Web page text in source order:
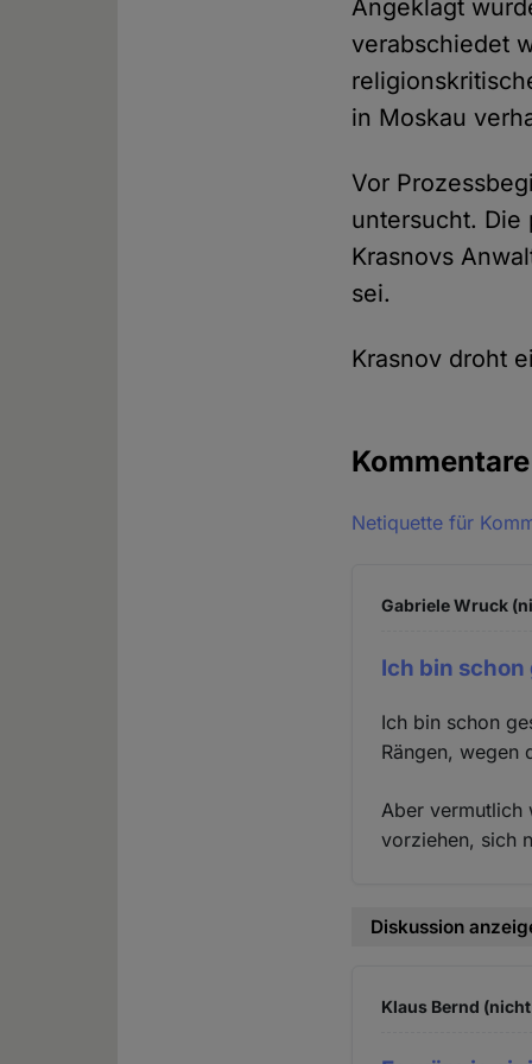
Angeklagt
verabschiedet
in Moskau
Vor
untersucht. Die
Krasnovs
sei.
Krasnov droht
Kommentare
Netiquette für
Gabriele Wruck
Ich bin
Ich bin schon
Rängen, wegen
Aber vermutlich
vorziehen, sich
Diskussion
Klaus Bernd